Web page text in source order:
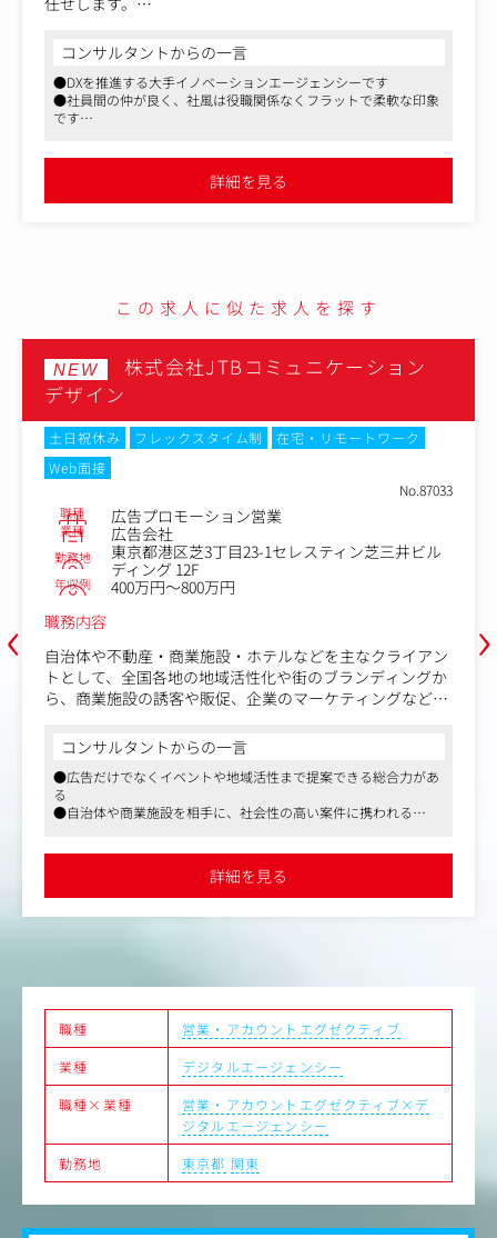
プランニング・効果検証の設計」をプランニングし、自身
がプランニングした内容の実行や、実行後の顧客への実績
報告までをご対応頂きます。
■担当業務
・ブランド与件のメディアを中心とした施策のプランニン
コンサルタントからの一言
●DXを推進する大手イノベーションエージェンシーです
●社員間の仲が良く、社風は役職関係なくフラットで柔軟な印象
です
詳細を見る
この求人に似た求人を探す
‹
NEW
株式会社JTBコミュニケーション
デザイン
土日祝休み フレックスタイム制
在宅・リモートワーク
Web面接
No.87033
職種 広告プロモーション営業
業種 広告会社
勤務地
東京都港区芝3丁目23-1セレスティン芝三井ビル
ディング 12F
年収例
400万円～800万円
職務内容
自治体や不動産・商業施設・ホテルなどを主なクライアン
トとして、全国各地の地域活性化や街のブランディングか
ら、商業施設の誘客や販促、企業のマーケティングなどに
営業兼プロデューサーとして、クライアントが抱えている
あらゆる課題に対して、広告・プロモーションを中心とし
た総合的な企画提案やプロジェクト推進を担っていただき
ます。
・広告プロモーションの企画・実施
・効果検証および改善提案
【ポジションの魅力】
・観光に強みを持つJTBグループの総合広告代理店機能
・国内地域と関連する案件が多く、観光誘客プロモーショ
ンや地域活性事業に携わることができる
・自社のリソースとして、イベント・HRコンサルティング
など、広告プロモーションに捉われない解決手法を有して
いる
・担当クライアントだけに限らない、新規案件へのチャレ
ンジ機会多数
・フレキシブルな働き方（コアタイム無しのフレックス勤
コンサルタントからの一言
●広告だけでなくイベントや地域活性まで提案できる総合力があ
る
●自治体や商業施設を相手に、社会性の高い案件に携われる
詳細を見る
›
職種
営業・アカウントエグゼクティブ
業種
デジタルエージェンシー
職種×業種
営業・アカウントエグゼクティブ×デ
ジタルエージェンシー
勤務地
東京都 関東